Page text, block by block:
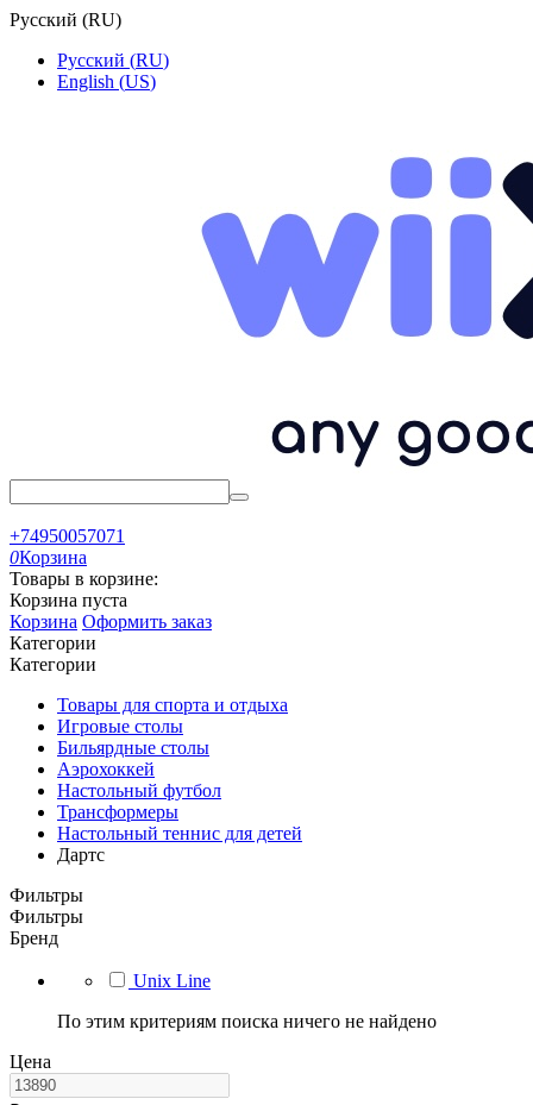
Русский (RU)
Русский (RU)
English (US)
+74950057071
0Корзина
Товары в корзине:
Корзина пуста
Корзина Оформить заказ
Категории
Категории
Товары для спорта и отдыха
Игровые столы
Бильярдные столы
Аэрохоккей
Настольный футбол
Трансформеры
Настольный теннис для детей
Дартс
Фильтры
Фильтры
Бренд
Unix Line
По этим критериям поиска ничего не найдено
Цена